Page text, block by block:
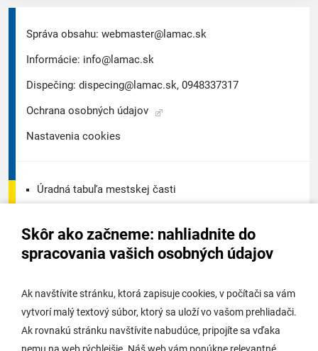
Skôr ako začneme: nahliadnite do
spracovania vašich osobných údajov
Ak navštívite stránku, ktorá zapisuje cookies, v počítači sa vám
vytvorí malý textový súbor, ktorý sa uloží vo vašom prehliadači.
Ak rovnakú stránku navštívite nabudúce, pripojíte sa vďaka
Správa obsahu: webmaster@lamac.sk
Informácie: info@lamac.sk
Dispečing: dispecing@lamac.sk, 0948337317
Ochrana osobných údajov
Nastavenia cookies
Úradná tabuľa mestskej časti
Úradná tabuľa stavebného úradu
Potrebujem vybaviť